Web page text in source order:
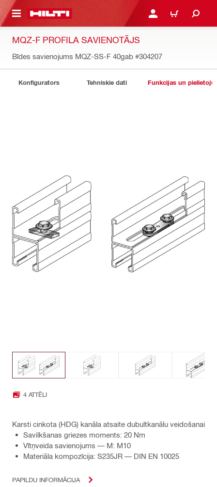
SATURU PIESLĒGTIES VAI
IEPIRKŠANĀS
MQZ-F PROFILA SAVIENOTĀJS
Bīdes savienojums MQZ-SS-F 40gab #304207
Konfigurators Tehniskie dati Funkcijas un
4 ATTĒLI
Karsti cinkota (HDG) kanāla atsaite dubultkanālu veidošanai
Savilkšanas griezes moments: 20 Nm
Vītņveida savienojums — M: M10
Materiāla kompozīcija: S235JR — DIN EN 10025
PAPILDU INFORMĀCIJA